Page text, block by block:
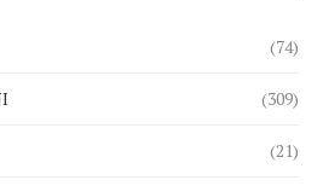
(74)
(309)
(21)